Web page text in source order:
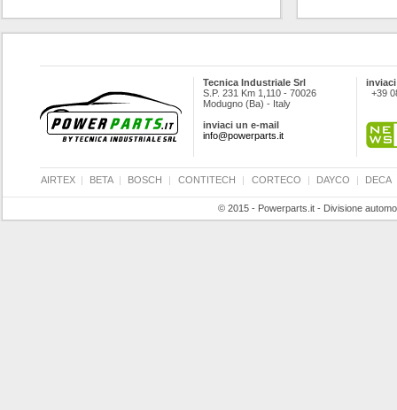
Tecnica Industriale Srl
S.P. 231 Km 1,110 - 70026
Modugno (Ba) - Italy
inviaci un e-mail
info@powerparts.it
+39
AIRTEX | BETA | BOSCH | CONTITECH | CORTECO | DAYCO | DECA
© 2015 - Powerparts.it - Divisione